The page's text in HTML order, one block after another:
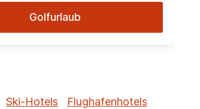
Golfurlaub
Ski-Hotels
Flughafenhotels